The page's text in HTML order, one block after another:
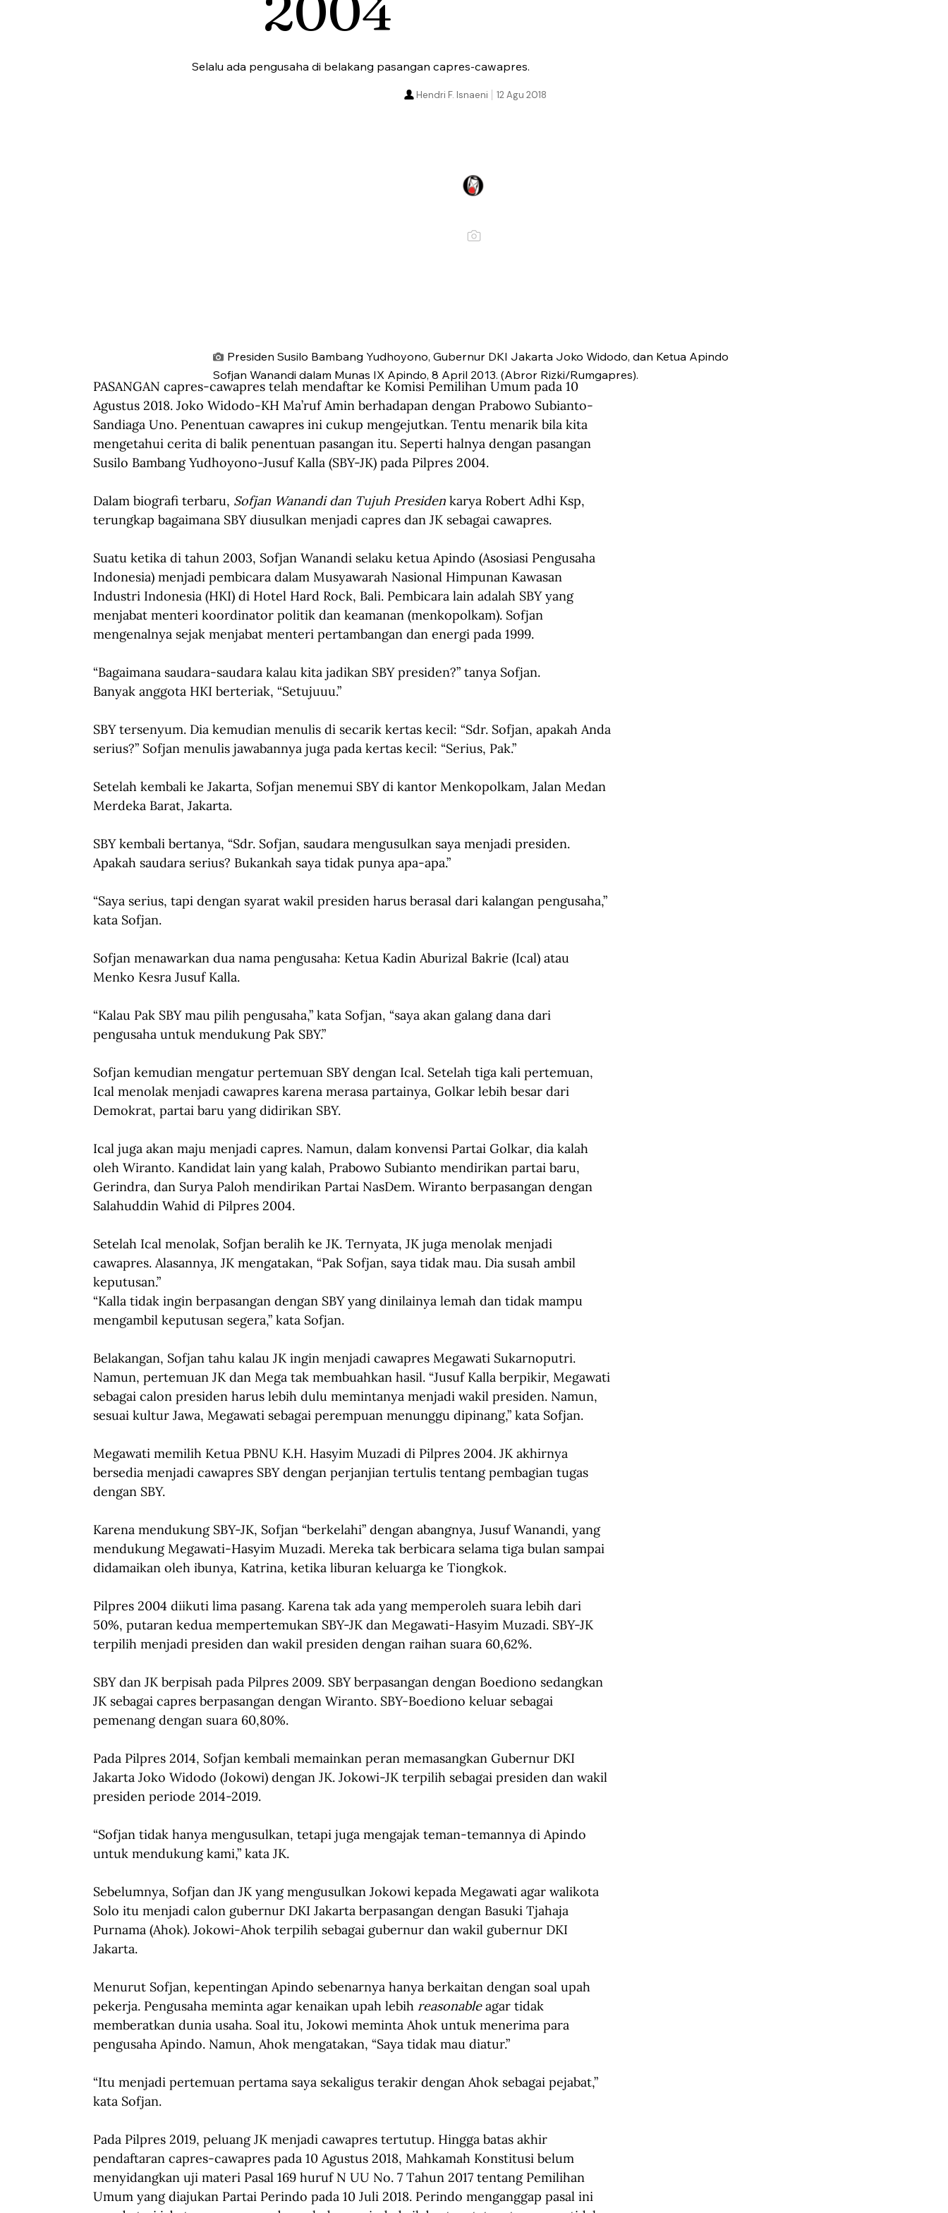
Selalu ada pengusaha di belakang pasangan capres-cawapres.
12 Agu 2018
Hendri F. Isnaeni
Presiden Susilo Bambang Yudhoyono, Gubernur DKI Jakarta Joko Widodo, dan Ketua Apindo
Sofjan Wanandi dalam Munas IX Apindo, 8 April 2013. (Abror Rizki/Rumgapres).
PASANGAN capres-cawapres telah mendaftar ke Komisi Pemilihan Umum pada 10
Agustus 2018. Joko Widodo-KH Ma’ruf Amin berhadapan dengan Prabowo Subianto-
Sandiaga Uno. Penentuan cawapres ini cukup mengejutkan. Tentu menarik bila kita
mengetahui cerita di balik penentuan pasangan itu. Seperti halnya dengan pasangan
Susilo Bambang Yudhoyono-Jusuf Kalla (SBY-JK) pada Pilpres 2004.
Dalam biografi terbaru, Sofjan Wanandi dan Tujuh Presiden karya Robert Adhi Ksp,
terungkap bagaimana SBY diusulkan menjadi capres dan JK sebagai cawapres.
Suatu ketika di tahun 2003, Sofjan Wanandi selaku ketua Apindo (Asosiasi Pengusaha
Indonesia) menjadi pembicara dalam Musyawarah Nasional Himpunan Kawasan
Industri Indonesia (HKI) di Hotel Hard Rock, Bali. Pembicara lain adalah SBY yang
menjabat menteri koordinator politik dan keamanan (menkopolkam). Sofjan
mengenalnya sejak menjabat menteri pertambangan dan energi pada 1999.
“Bagaimana saudara-saudara kalau kita jadikan SBY presiden?” tanya Sofjan.
Banyak anggota HKI berteriak, “Setujuuu.”
SBY tersenyum. Dia kemudian menulis di secarik kertas kecil: “Sdr. Sofjan, apakah Anda
serius?” Sofjan menulis jawabannya juga pada kertas kecil: “Serius, Pak.”
Setelah kembali ke Jakarta, Sofjan menemui SBY di kantor Menkopolkam, Jalan Medan
Merdeka Barat, Jakarta.
SBY kembali bertanya, “Sdr. Sofjan, saudara mengusulkan saya menjadi presiden.
Apakah saudara serius? Bukankah saya tidak punya apa-apa.”
“Saya serius, tapi dengan syarat wakil presiden harus berasal dari kalangan pengusaha,”
kata Sofjan.
Sofjan menawarkan dua nama pengusaha: Ketua Kadin Aburizal Bakrie (Ical) atau
Menko Kesra Jusuf Kalla.
“Kalau Pak SBY mau pilih pengusaha,” kata Sofjan, “saya akan galang dana dari
pengusaha untuk mendukung Pak SBY.”
Sofjan kemudian mengatur pertemuan SBY dengan Ical. Setelah tiga kali pertemuan,
Ical menolak menjadi cawapres karena merasa partainya, Golkar lebih besar dari
Demokrat, partai baru yang didirikan SBY.
Ical juga akan maju menjadi capres. Namun, dalam konvensi Partai Golkar, dia kalah
oleh Wiranto. Kandidat lain yang kalah, Prabowo Subianto mendirikan partai baru,
Gerindra, dan Surya Paloh mendirikan Partai NasDem. Wiranto berpasangan dengan
Salahuddin Wahid di Pilpres 2004.
Setelah Ical menolak, Sofjan beralih ke JK. Ternyata, JK juga menolak menjadi
cawapres. Alasannya, JK mengatakan, “Pak Sofjan, saya tidak mau. Dia susah ambil
keputusan.”
“Kalla tidak ingin berpasangan dengan SBY yang dinilainya lemah dan tidak mampu
mengambil keputusan segera,” kata Sofjan.
Belakangan, Sofjan tahu kalau JK ingin menjadi cawapres Megawati Sukarnoputri.
Namun, pertemuan JK dan Mega tak membuahkan hasil. “Jusuf Kalla berpikir, Megawati
sebagai calon presiden harus lebih dulu memintanya menjadi wakil presiden. Namun,
sesuai kultur Jawa, Megawati sebagai perempuan menunggu dipinang,” kata Sofjan.
Megawati memilih Ketua PBNU K.H. Hasyim Muzadi di Pilpres 2004. JK akhirnya
bersedia menjadi cawapres SBY dengan perjanjian tertulis tentang pembagian tugas
dengan SBY.
Karena mendukung SBY-JK, Sofjan “berkelahi” dengan abangnya, Jusuf Wanandi, yang
mendukung Megawati-Hasyim Muzadi. Mereka tak berbicara selama tiga bulan sampai
didamaikan oleh ibunya, Katrina, ketika liburan keluarga ke Tiongkok.
Pilpres 2004 diikuti lima pasang. Karena tak ada yang memperoleh suara lebih dari
50%, putaran kedua mempertemukan SBY-JK dan Megawati-Hasyim Muzadi. SBY-JK
terpilih menjadi presiden dan wakil presiden dengan raihan suara 60,62%.
SBY dan JK berpisah pada Pilpres 2009. SBY berpasangan dengan Boediono sedangkan
JK sebagai capres berpasangan dengan Wiranto. SBY-Boediono keluar sebagai
pemenang dengan suara 60,80%.
Pada Pilpres 2014, Sofjan kembali memainkan peran memasangkan Gubernur DKI
Jakarta Joko Widodo (Jokowi) dengan JK. Jokowi-JK terpilih sebagai presiden dan wakil
presiden periode 2014-2019.
“Sofjan tidak hanya mengusulkan, tetapi juga mengajak teman-temannya di Apindo
untuk mendukung kami,” kata JK.
Sebelumnya, Sofjan dan JK yang mengusulkan Jokowi kepada Megawati agar walikota
Solo itu menjadi calon gubernur DKI Jakarta berpasangan dengan Basuki Tjahaja
Purnama (Ahok). Jokowi-Ahok terpilih sebagai gubernur dan wakil gubernur DKI
Jakarta.
Menurut Sofjan, kepentingan Apindo sebenarnya hanya berkaitan dengan soal upah
pekerja. Pengusaha meminta agar kenaikan upah lebih reasonable agar tidak
memberatkan dunia usaha. Soal itu, Jokowi meminta Ahok untuk menerima para
pengusaha Apindo. Namun, Ahok mengatakan, “Saya tidak mau diatur.”
“Itu menjadi pertemuan pertama saya sekaligus terakir dengan Ahok sebagai pejabat,”
kata Sofjan.
Pada Pilpres 2019, peluang JK menjadi cawapres tertutup. Hingga batas akhir
pendaftaran capres-cawapres pada 10 Agustus 2018, Mahkamah Konstitusi belum
menyidangkan uji materi Pasal 169 huruf N UU No. 7 Tahun 2017 tentang Pemilihan
Umum yang diajukan Partai Perindo pada 10 Juli 2018. Perindo menganggap pasal ini